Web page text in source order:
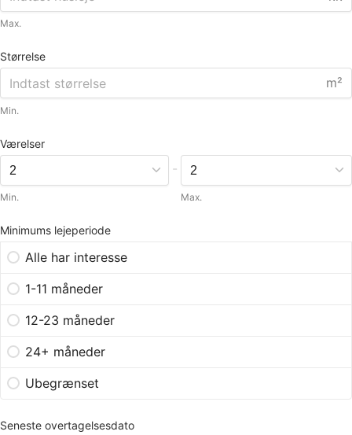
Max.
Størrelse
m²
Min.
Værelser
Min.
-
Max.
Minimums lejeperiode
Alle har interesse
1-11 måneder
12-23 måneder
24+ måneder
Ubegrænset
Seneste overtagelsesdato